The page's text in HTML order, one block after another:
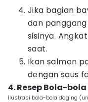
Jika bagian
dan
sisinya.
saat.
Ikan salmon
dengan saus
4. Resep Bola-
Ilustrasi bola-bola daging